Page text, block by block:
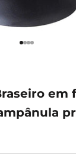
Vá para o item 1
Vá para o
Vá para o
Vá para o
em